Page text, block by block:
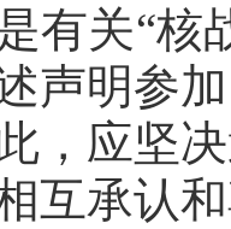
有关“核
声明参
，应坚
互承认